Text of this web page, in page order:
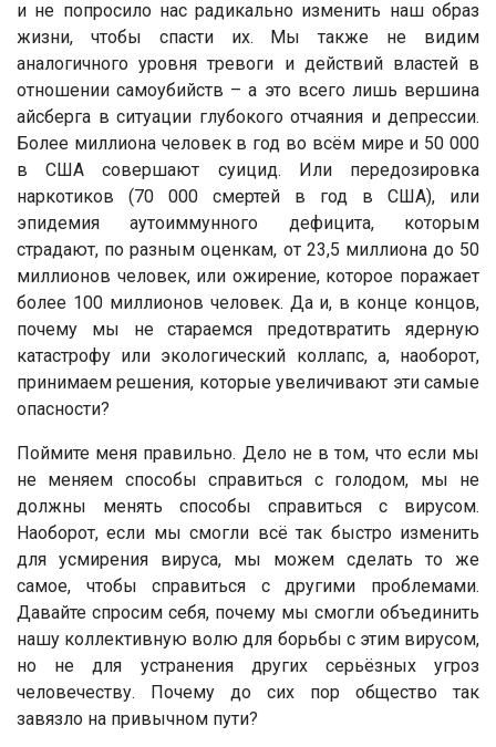
и не попросило нас радикально изменить наш образ
жизни, чтобы спасти их. Мы также не видим
аналогичного уровня тревоги и действий властей в
отношении самоубийств – а это всего лишь вершина
айсберга в ситуации глубокого отчаяния и депрессии.
Более миллиона человек в год во всём мире и 50 000
в США совершают суицид. Или передозировка
наркотиков (70 000 смертей в год в США), или
эпидемия аутоиммунного дефицита, которым
страдают, по разным оценкам, от 23,5 миллиона до 50
миллионов человек, или ожирение, которое поражает
более 100 миллионов человек. Да и, в конце концов,
почему мы не стараемся предотвратить ядерную
катастрофу или экологический коллапс, а, наоборот,
принимаем решения, которые увеличивают эти самые
опасности?
Поймите меня правильно. Дело не в том, что если мы
не меняем способы справиться с голодом, мы не
должны менять способы справиться с вирусом.
Наоборот, если мы смогли всё так быстро изменить
для усмирения вируса, мы можем сделать то же
самое, чтобы справиться с другими проблемами.
Давайте спросим себя, почему мы смогли объединить
нашу коллективную волю для борьбы с этим вирусом,
но не для устранения других серьёзных угроз
человечеству. Почему до сих пор общество так
завязло на привычном пути?